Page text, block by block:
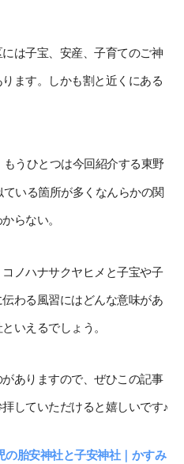
は子宝、安産、子育てのご神
ます。しかも割と近くにある
もうひとつは今回紹介する東野
いる箇所が多くなんらかの関
らない。
ノハナサクヤヒメと子宝や子
わる風習にはどんな意味があ
いえるでしょう。
ありますので、ぜひこの記事
していただけると嬉しいです♪